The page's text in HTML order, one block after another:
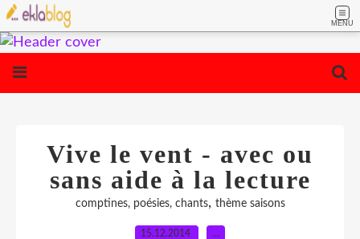
MENU
Vive le vent - avec ou
sans aide à la lecture
comptines, poésies, chants, thème saisons
15.12.2014 …